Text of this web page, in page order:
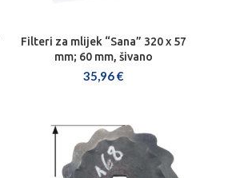
DODAJ U KOŠARICU
Filteri za mlijek “Sana” 320 x 57
mm; 60 mm, šivano
35,96€